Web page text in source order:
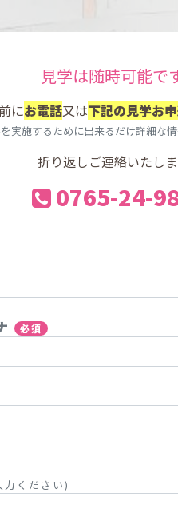
見学は随時可能で
にお電話又は下記の見学お
実施するために出来るだけ詳細な
折り返しご連絡いたしま
0765-24-
必須
ください)